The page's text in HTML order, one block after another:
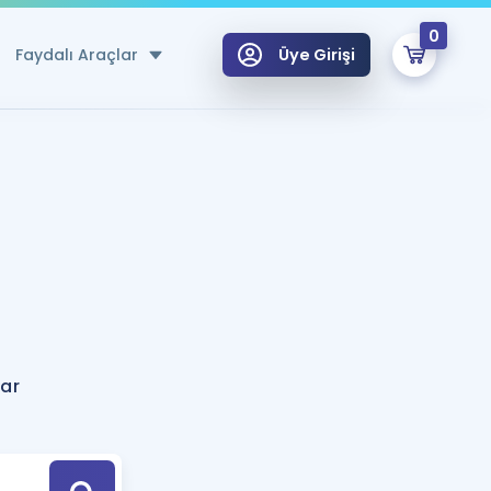
Faydalı Araçlar
Hesaplama Aracı
için Öneriler
Tek Takvimde
Üye Girişi
0